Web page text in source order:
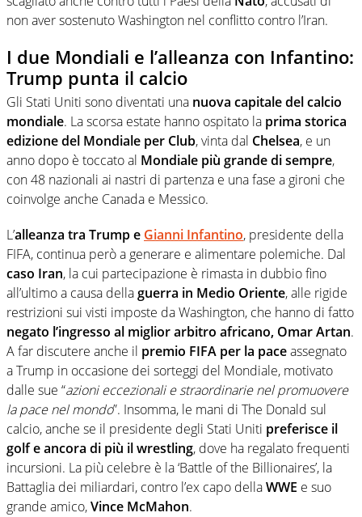
non aver sostenuto Washington nel conflitto contro l’Iran.
I due Mondiali e l’alleanza con Infantino:
Trump punta il calcio
Gli Stati Uniti sono diventati una nuova capitale del calcio
mondiale. La scorsa estate hanno ospitato la prima storica
edizione del Mondiale per Club, vinta dal Chelsea, e un
anno dopo è toccato al Mondiale più grande di sempre,
con 48 nazionali ai nastri di partenza e una fase a gironi che
coinvolge anche Canada e Messico.
L’alleanza tra Trump e Gianni Infantino, presidente della
FIFA, continua però a generare e alimentare polemiche. Dal
caso Iran, la cui partecipazione è rimasta in dubbio fino
all’ultimo a causa dellaguerra in Medio Oriente, alle rigide
restrizioni sui visti imposte da Washington, che hanno di fatto
negato l’ingresso al miglior arbitro africano, Omar Artan.
A far discutere anche il premio FIFA per la paceassegnato
a Trump in occasione dei sorteggi del Mondiale, motivato
dalle sue “azioni eccezionali e straordinarie nel promuovere
la pace nel mondo”. Insomma, le mani di The Donald sul
calcio, anche se il presidente degli Stati Uniti preferisce il
golf e ancora di più il wrestling, dove ha regalato frequenti
incursioni. La più celebre è la ‘Battle of the Billionaires’, la
Battaglia dei miliardari, contro l’ex capo dellaWWE e suo
grande amico,Vince McMahon.